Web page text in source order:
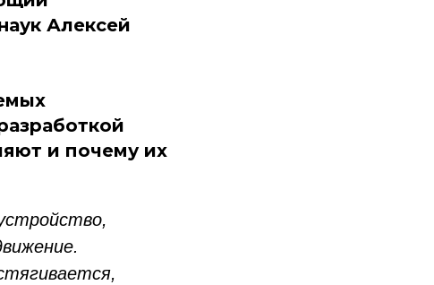
Алексей
и почему их